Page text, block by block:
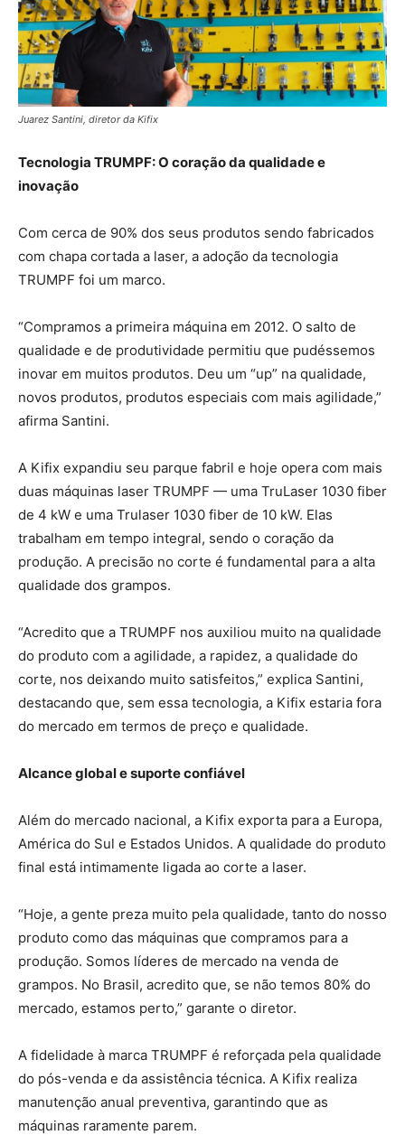
Juarez Santini, diretor da Kifix
Tecnologia TRUMPF: O coração da qualidade e
inovação
Com cerca de 90% dos seus produtos sendo fabricados
com chapa cortada a laser, a adoção da tecnologia
TRUMPF foi um marco.
“Compramos a primeira máquina em 2012. O salto de
qualidade e de produtividade permitiu que pudéssemos
inovar em muitos produtos. Deu um “up” na qualidade,
novos produtos, produtos especiais com mais agilidade,”
afirma Santini.
A Kifix expandiu seu parque fabril e hoje opera com mais
duas máquinas laser TRUMPF — uma TruLaser 1030 fiber
de 4 kW e uma Trulaser 1030 fiber de 10 kW. Elas
trabalham em tempo integral, sendo o coração da
produção. A precisão no corte é fundamental para a alta
qualidade dos grampos.
“Acredito que a TRUMPF nos auxiliou muito na qualidade
do produto com a agilidade, a rapidez, a qualidade do
corte, nos deixando muito satisfeitos,” explica Santini,
destacando que, sem essa tecnologia, a Kifix estaria fora
do mercado em termos de preço e qualidade.
Alcance global e suporte confiável
Além do mercado nacional, a Kifix exporta para a Europa,
América do Sul e Estados Unidos. A qualidade do produto
final está intimamente ligada ao corte a laser.
“Hoje, a gente preza muito pela qualidade, tanto do nosso
produto como das máquinas que compramos para a
produção. Somos líderes de mercado na venda de
grampos. No Brasil, acredito que, se não temos 80% do
mercado, estamos perto,” garante o diretor.
A fidelidade à marca TRUMPF é reforçada pela qualidade
do pós-venda e da assistência técnica. A Kifix realiza
manutenção anual preventiva, garantindo que as
máquinas raramente parem.